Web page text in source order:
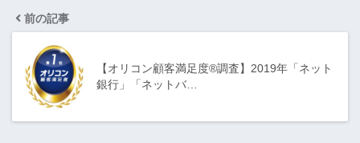
前の記事
【オリコン顧客満足度®調査】2019年「ネット
銀行」「ネットバ…